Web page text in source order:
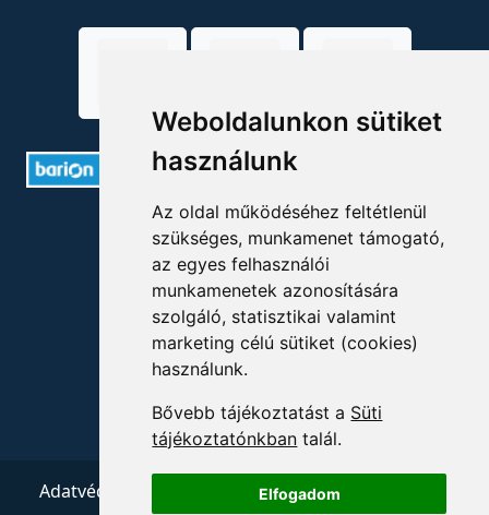
Weboldalunkon sütiket
használunk
Az oldal működéséhez feltétlenül
szükséges, munkamenet támogató,
az egyes felhasználói
munkamenetek azonosítására
szolgáló, statisztikai valamint
marketing célú sütiket (cookies)
használunk.
Bővebb tájékoztatást a Süti
tájékoztatónkban talál.
Elfogadom
ELÉRHETŐSÉGEK
+36 1 880 7600
info@mprx.hu
Adatvédelem Impresszum